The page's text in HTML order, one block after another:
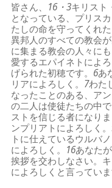
皆さん、 16・3キリスト
となっている、プリス
たしの命を守ってくれ
異邦人のすべての教会
に集まる教会の人々に
愛するエパイネトによ
げられた初穂です。 6あ
リアによろしく。 7わた
なったことのある、ア
の二人は使徒たちの中
ストを信じる者になり
ンプリアトによろしく。
トに仕えているウルバ
によろしく。 16あなた
挨拶を交わしなさい。
によろしくと言っていま